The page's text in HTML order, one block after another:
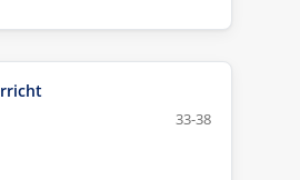
33-38